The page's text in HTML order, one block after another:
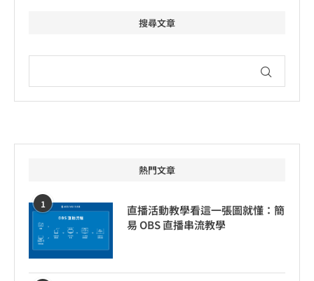
搜尋文章
熱門文章
1
直播活動教學看這一張圖就懂：簡
易 OBS 直播串流教學